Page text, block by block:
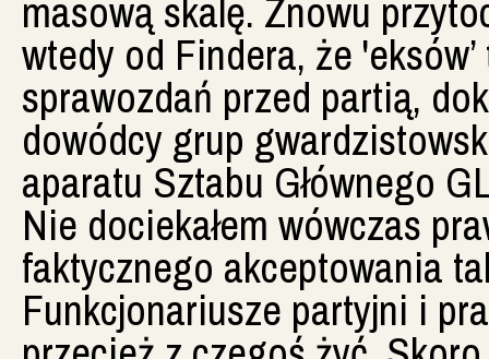
masową skalę. Znowu
wtedy od Findera, że
sprawozdań przed partią,
dowódcy grup
aparatu Sztabu Głównego
Nie dociekałem wówczas
faktycznego akceptowania
Funkcjonariusze partyjni i